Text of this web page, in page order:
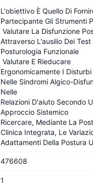
L'obiettivo È Quello Di
Partecipante Gli Strumenti
Attraverso L'ausilio Dei Test
Posturologia Funzionale
Ergonomicamente I
Nelle Sindromi Algico-
Nelle
Relazioni D'aiuto Secondo
Approccio Sistemico
Ricercare, Mediante La
Clinica Integrata, Le
Adattamenti Della Postura
476608
1